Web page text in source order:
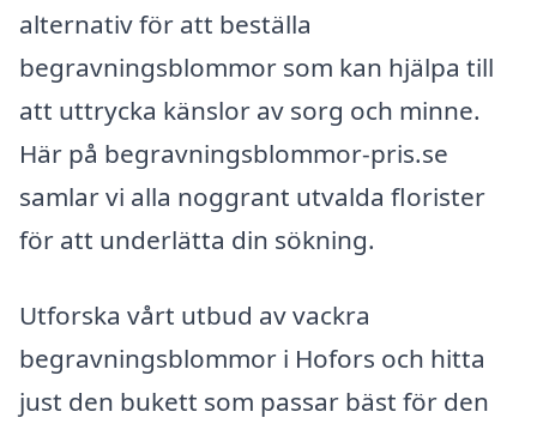
alternativ för att beställa
begravningsblommor som kan hjälpa till
att uttrycka känslor av sorg och minne.
Här på begravningsblommor-pris.se
samlar vi alla noggrant utvalda florister
för att underlätta din sökning.
Utforska vårt utbud av vackra
begravningsblommor i Hofors och hitta
just den bukett som passar bäst för den